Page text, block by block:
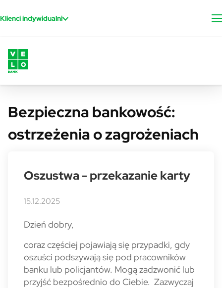
Klienci indywidualni
Bezpieczna bankowość:
ostrzeżenia o zagrożeniach
Oszustwa - przekazanie karty
15.12.2025
Dzień dobry,
coraz częściej pojawiają się przypadki, gdy
oszuści podszywają się pod pracowników
banku lub policjantów. Mogą zadzwonić lub
przyjść bezpośrednio do Ciebie. Zazwyczaj